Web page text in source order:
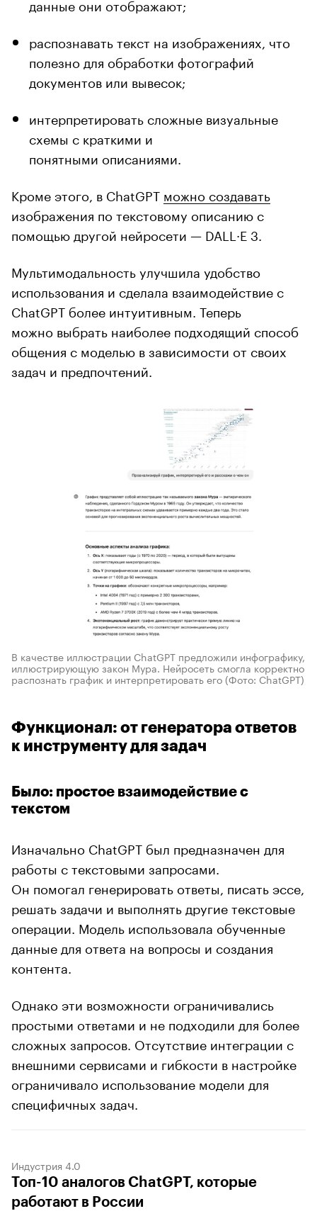
данные они отображают;
распознавать текст на изображениях, что
полезно для обработки фотографий
документов или вывесок;
интерпретировать сложные визуальные
схемы с краткими и
понятными описаниями.
Кроме этого, в ChatGPT можно создавать
изображения по текстовому описанию с
помощью другой нейросети — DALL·E 3.
Мультимодальность улучшила удобство
использования и сделала взаимодействие с
ChatGPT более интуитивным. Теперь
можно выбрать наиболее подходящий способ
общения с моделью в зависимости от своих
задач и предпочтений.
В качестве иллюстрации ChatGPT предложили инфографику,
иллюстрирующую закон Мура. Нейросеть смогла корректно
распознать график и интерпретировать его (Фото: ChatGPT)
Функционал: от генератора ответов
к инструменту для задач
Было: простое взаимодействие с
текстом
Изначально ChatGPT был предназначен для
работы с текстовыми запросами.
Он помогал генерировать ответы, писать эссе,
решать задачи и выполнять другие текстовые
операции. Модель использовала обученные
данные для ответа на вопросы и создания
контента.
Однако эти возможности ограничивались
простыми ответами и не подходили для более
сложных запросов. Отсутствие интеграции с
внешними сервисами и гибкости в настройке
ограничивало использование модели для
специфичных задач.
Индустрия 4.0
Топ-10 аналогов ChatGPT, которые
работают в России